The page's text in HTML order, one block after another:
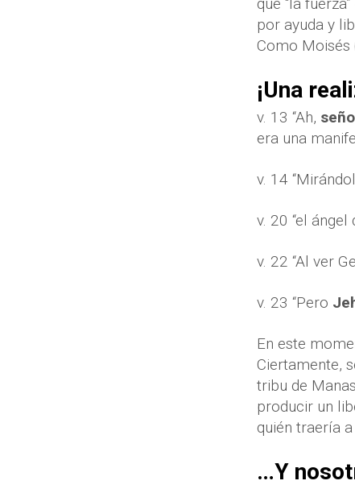
por ayuda y
Como Moisés
¡Una
v. 13 “Ah,
era una
v. 14
v. 20 “el ángel
v. 22 “Al ver
v. 23 “Pero
En este
Ciertamente,
tribu de
producir un
quién traería
…Y